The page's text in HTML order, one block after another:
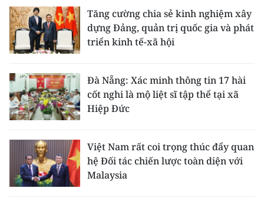
Tăng cường chia sẻ kinh nghiệm xây
dựng Đảng, quản trị quốc gia và phát
triển kinh tế-xã hội
Đà Nẵng: Xác minh thông tin 17 hài
cốt nghi là mộ liệt sĩ tập thể tại xã
Hiệp Đức
Việt Nam rất coi trọng thúc đẩy quan
hệ Đối tác chiến lược toàn diện với
Malaysia